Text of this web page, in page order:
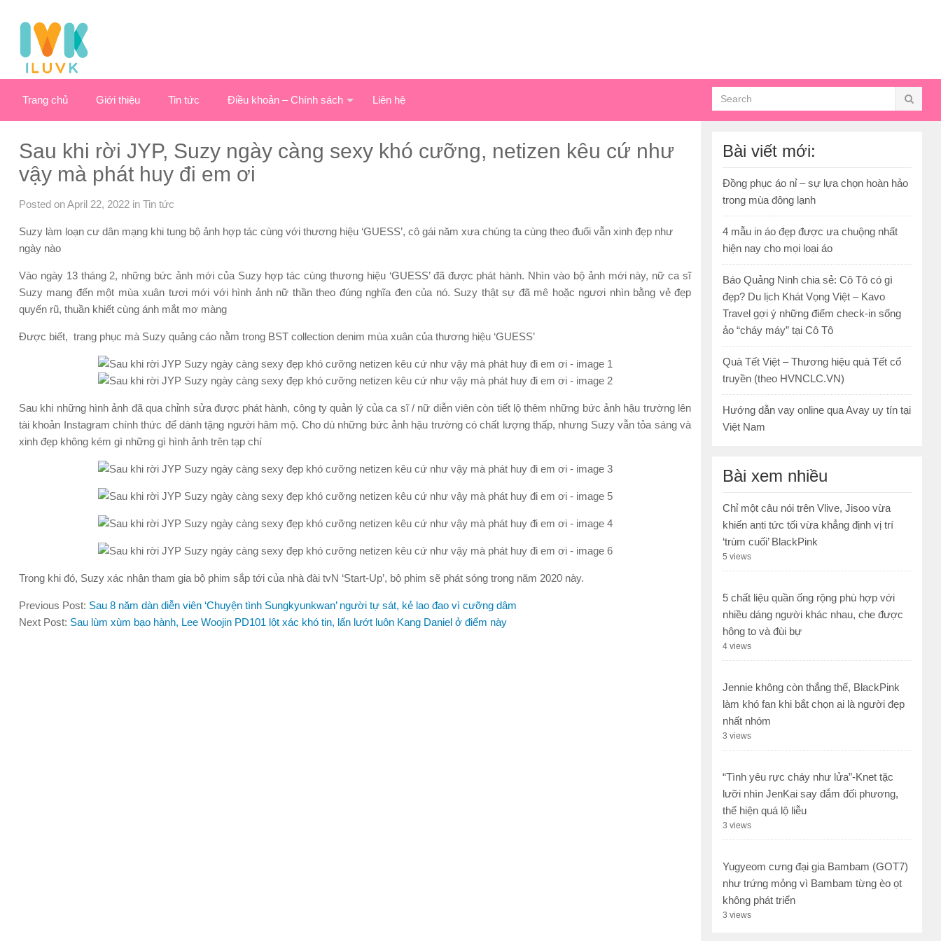
Trang chủ Giới thiệu Tin tức Điều khoản – Chính sách Liên hệ
Sau khi rời JYP, Suzy ngày càng sexy khó cưỡng, netizen kêu cứ như
vậy mà phát huy đi em ơi
Posted on April 22, 2022 in Tin tức
Suzy làm loạn cư dân mạng khi tung bộ ảnh hợp tác cùng với thương hiệu ‘GUESS’, cô gái năm xưa chúng ta cùng theo đuổi vẫn xinh đẹp như
ngày nào
Vào ngày 13 tháng 2, những bức ảnh mới của Suzy hợp tác cùng thương hiệu ‘GUESS’ đã được phát hành. Nhìn vào bộ ảnh mới này, nữ ca sĩ
Suzy mang đến một mùa xuân tươi mới với hình ảnh nữ thần theo đúng nghĩa đen của nó. Suzy thật sự đã mê hoặc ngươi nhìn bằng vẻ đẹp
quyến rũ, thuần khiết cùng ánh mắt mơ màng
Được biết, trang phục mà Suzy quảng cáo nằm trong BST collection denim mùa xuân của thương hiệu ‘GUESS’
Sau khi những hình ảnh đã qua chỉnh sửa được phát hành, công ty quản lý của ca sĩ / nữ diễn viên còn tiết lộ thêm những bức ảnh hậu trường lên
tài khoản Instagram chính thức để dành tặng người hâm mộ. Cho dù những bức ảnh hậu trường có chất lượng thấp, nhưng Suzy vẫn tỏa sáng và
xinh đẹp không kém gì những gì hình ảnh trên tạp chí
Trong khi đó, Suzy xác nhận tham gia bộ phim sắp tới của nhà đài tvN ‘Start-Up’, bộ phim sẽ phát sóng trong năm 2020 này.
Previous Post: Sau 8 năm dàn diễn viên ‘Chuyện tình Sungkyunkwan’ người tự sát, kẻ lao đao vì cưỡng dâm
Next Post: Sau lùm xùm bạo hành, Lee Woojin PD101 lột xác khó tin, lấn lướt luôn Kang Daniel ở điểm này
Bài viết mới:
Đồng phục áo nỉ – sự lựa chọn hoàn hảo
trong mùa đông lạnh
4 mẫu in áo đẹp được ưa chuộng nhất
hiện nay cho mọi loại áo
Báo Quảng Ninh chia sẻ: Cô Tô có gì
đẹp? Du lịch Khát Vọng Việt – Kavo
Travel gợi ý những điểm check-in sống
ảo “cháy máy” tại Cô Tô
Quà Tết Việt – Thương hiệu quà Tết cổ
truyền (theo HVNCLC.VN)
Hướng dẫn vay online qua Avay uy tín tại
Việt Nam
Bài xem nhiều
Chỉ một câu nói trên Vlive, Jisoo vừa
khiến anti tức tối vừa khẳng định vị trí
‘trùm cuối’ BlackPink
5 views
5 chất liệu quần ống rộng phù hợp với
nhiều dáng người khác nhau, che được
hông to và đùi bự
4 views
Jennie không còn thắng thế, BlackPink
làm khó fan khi bắt chọn ai là người đẹp
nhất nhóm
3 views
“Tình yêu rực cháy như lửa”-Knet tặc
lưỡi nhìn JenKai say đắm đối phương,
thể hiện quá lộ liễu
3 views
Yugyeom cưng đại gia Bambam (GOT7)
như trứng mỏng vì Bambam từng èo ọt
không phát triển
3 views